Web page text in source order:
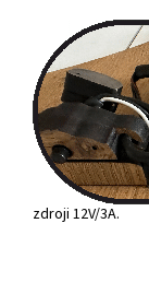
zdroji 12V/3A.